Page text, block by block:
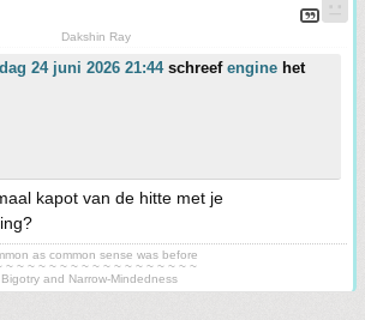
Dakshin Ray
24 juni 2026 21:44schreef engine het
kapot van de hitte met je
as common sense was before
~ ~ ~ ~ ~ ~ ~ ~ ~ ~ ~ ~ ~ ~ ~ ~ ~
and Narrow-Mindedness